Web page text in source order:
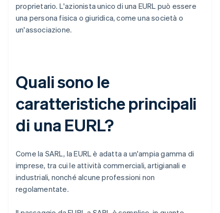
proprietario. L'azionista unico di una EURL può essere
una persona fisica o giuridica, come una società o
un'associazione.
Quali sono le
caratteristiche principali
di una EURL?
Come la SARL, la EURL è adatta a un'ampia gamma di
imprese, tra cui le attività commerciali, artigianali e
industriali, nonché alcune professioni non
regolamentate.